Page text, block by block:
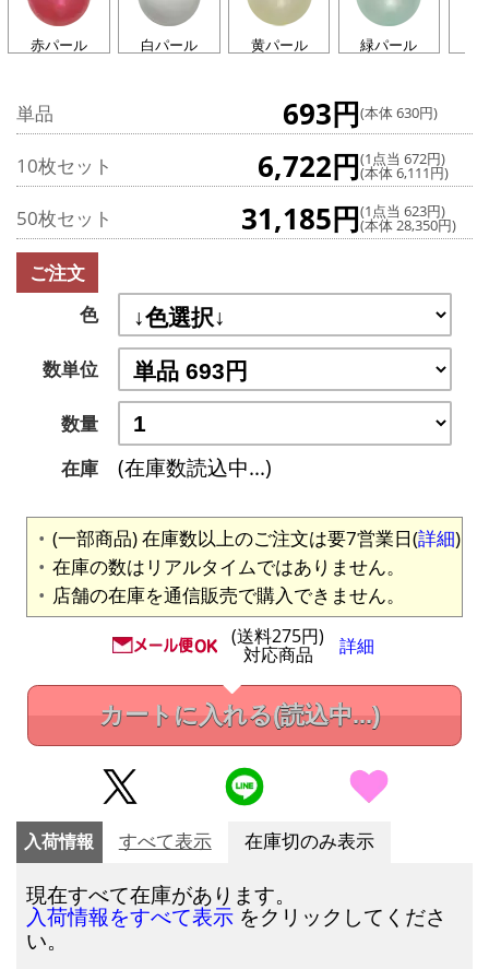
赤パール 白パール 黄パール 緑パール
単品 693円(本体 630円)
10枚セット 6,722円(1点当 672円)
(本体 6,111円)
50枚セット 31,185円(1点当 623円)
(本体 28,350円)
ご注文
色
数単位
数量
在庫
(在庫数読込中...)
(一部商品) 在庫数以上のご注文は要7営業日(詳細)
在庫の数はリアルタイムではありません。
店舗の在庫を通信販売で購入できません。
(送料275円)
対応商品 詳細
カートに入れる(読込中...)
入荷情報 すべて表示 在庫切のみ表示
現在すべて在庫があります。
入荷情報をすべて表示 をクリックしてくださ
い。